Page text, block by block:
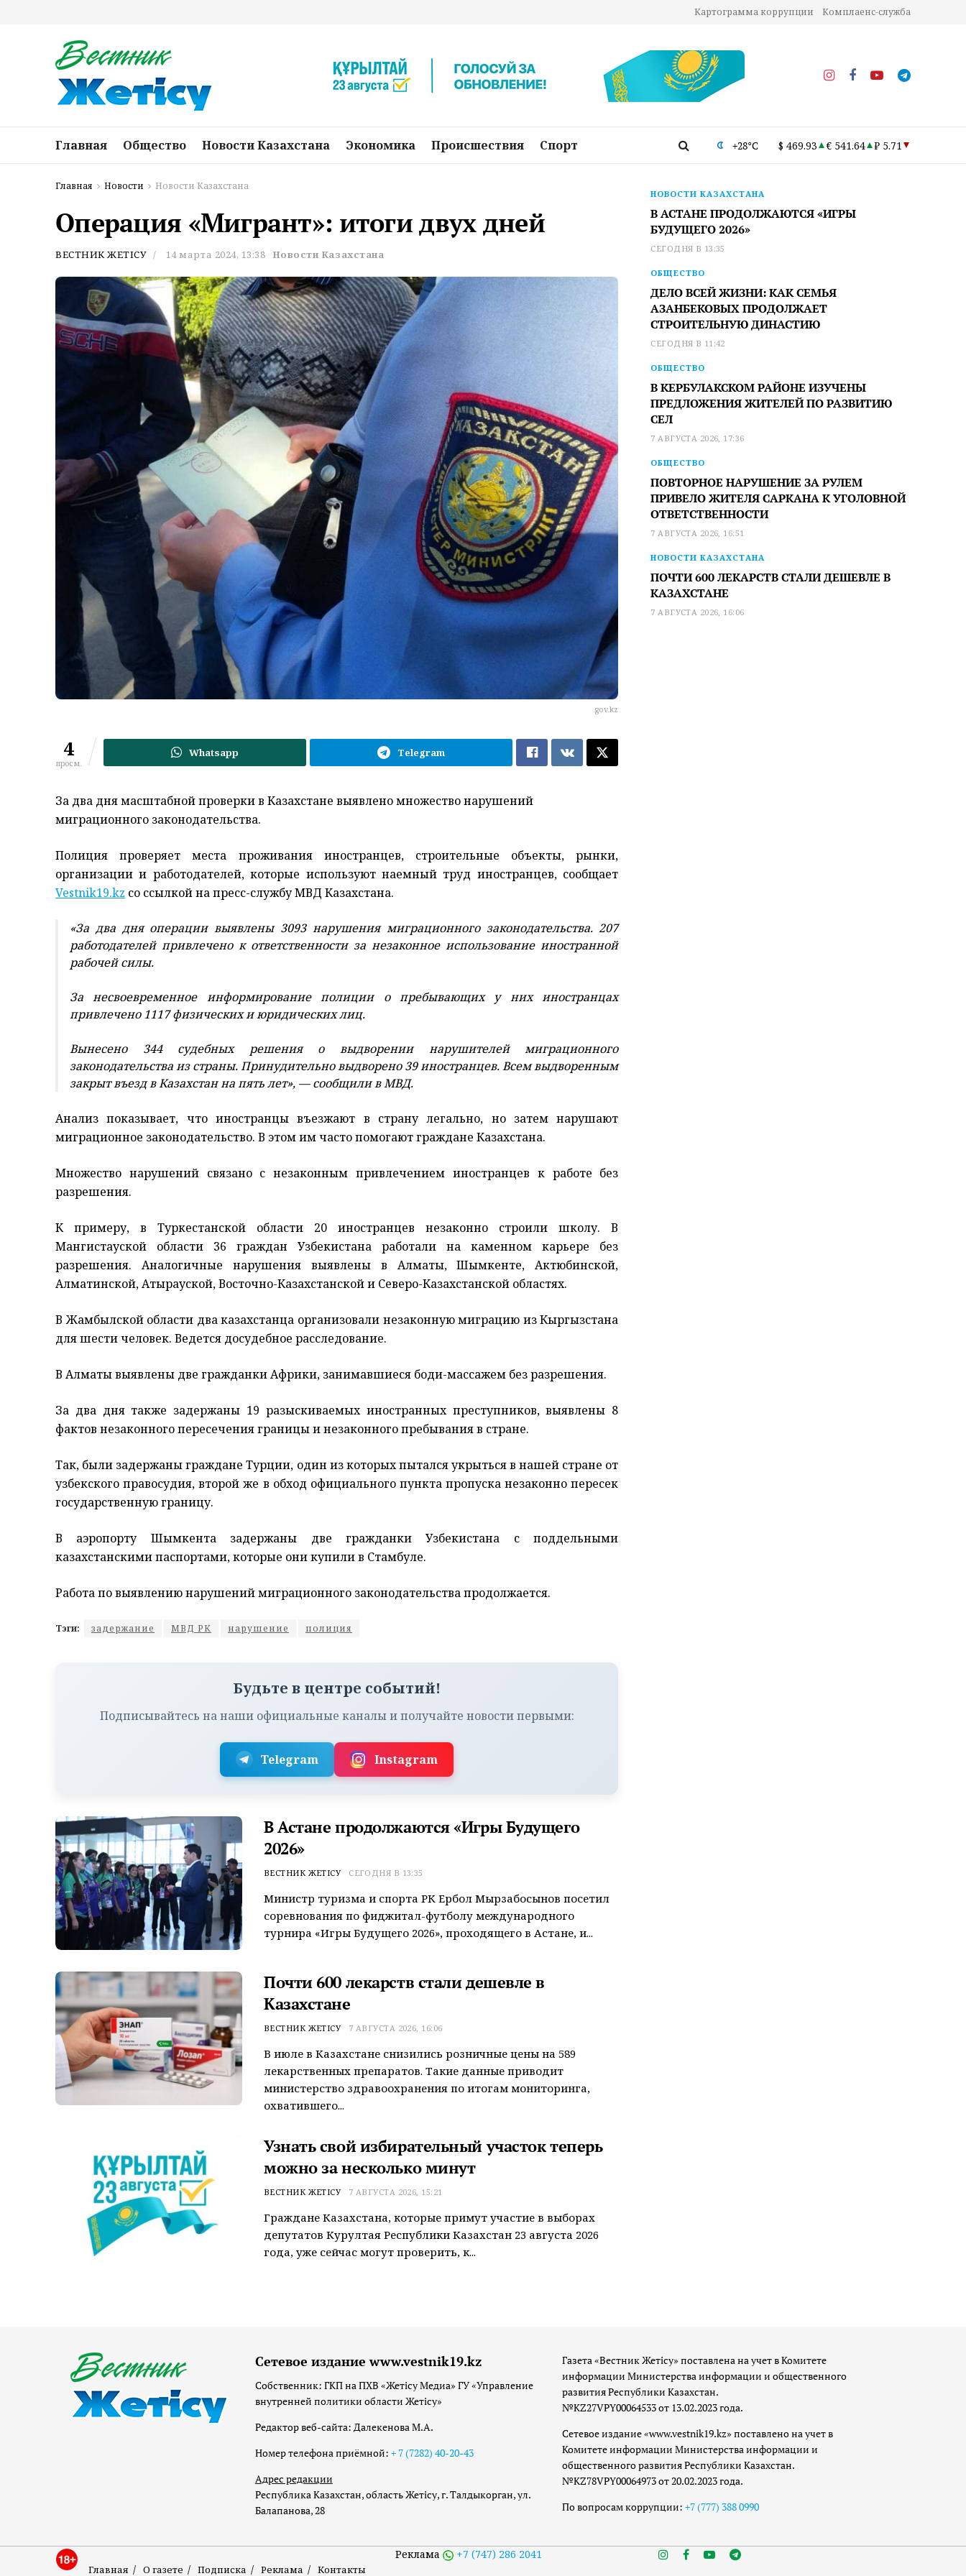
Картограмма коррупции Комплаенс-служба
Главная Общество Новости Казахстана Экономика Происшествия Спорт +28°C $ 469.93 € 541.64 ₽ 5.71
Главная Новости Новости Казахстана
Операция «Мигрант»: итоги двух дней
ВЕСТНИК ЖЕТІСУ 14 марта 2024, 13:38 Новости Казахстана
gov.kz
4
просм.
Whatsapp Telegram
За два дня масштабной проверки в Казахстане выявлено множество нарушений
миграционного законодательства.
Полиция проверяет места проживания иностранцев, строительные объекты, рынки,
организации и работодателей, которые используют наемный труд иностранцев, сообщает
Vestnik19.kz со ссылкой на пресс-службу МВД Казахстана.
«За два дня операции выявлены 3093 нарушения миграционного законодательства. 207
работодателей привлечено к ответственности за незаконное использование иностранной
рабочей силы.
За несвоевременное информирование полиции о пребывающих у них иностранцах
привлечено 1117 физических и юридических лиц.
Вынесено 344 судебных решения о выдворении нарушителей миграционного
законодательства из страны. Принудительно выдворено 39 иностранцев. Всем выдворенным
закрыт въезд в Казахстан на пять лет», — сообщили в МВД.
Анализ показывает, что иностранцы въезжают в страну легально, но затем нарушают
миграционное законодательство. В этом им часто помогают граждане Казахстана.
Множество нарушений связано с незаконным привлечением иностранцев к работе без
разрешения.
К примеру, в Туркестанской области 20 иностранцев незаконно строили школу. В
Мангистауской области 36 граждан Узбекистана работали на каменном карьере без
разрешения. Аналогичные нарушения выявлены в Алматы, Шымкенте, Актюбинской,
Алматинской, Атырауской, Восточно-Казахстанской и Северо-Казахстанской областях.
В Жамбылской области два казахстанца организовали незаконную миграцию из Кыргызстана
для шести человек. Ведется досудебное расследование.
В Алматы выявлены две гражданки Африки, занимавшиеся боди-массажем без разрешения.
За два дня также задержаны 19 разыскиваемых иностранных преступников, выявлены 8
фактов незаконного пересечения границы и незаконного пребывания в стране.
Так, были задержаны граждане Турции, один из которых пытался укрыться в нашей стране от
узбекского правосудия, второй же в обход официального пункта пропуска незаконно пересек
государственную границу.
В аэропорту Шымкента задержаны две гражданки Узбекистана с поддельными
казахстанскими паспортами, которые они купили в Стамбуле.
Работа по выявлению нарушений миграционного законодательства продолжается.
Тэги: задержание МВД РК нарушение полиция
Будьте в центре событий!
Подписывайтесь на наши официальные каналы и получайте новости первыми:
Telegram Instagram
В Астане продолжаются «Игры Будущего
2026»
ВЕСТНИК ЖЕТІСУ СЕГОДНЯ В 13:35
Министр туризма и спорта РК Ербол Мырзабосынов посетил
соревнования по фиджитал-футболу международного
турнира «Игры Будущего 2026», проходящего в Астане, и...
Почти 600 лекарств стали дешевле в
Казахстане
ВЕСТНИК ЖЕТІСУ 7 АВГУСТА 2026, 16:06
В июле в Казахстане снизились розничные цены на 589
лекарственных препаратов. Такие данные приводит
министерство здравоохранения по итогам мониторинга,
охватившего...
Узнать свой избирательный участок теперь
можно за несколько минут
ВЕСТНИК ЖЕТІСУ 7 АВГУСТА 2026, 15:21
Граждане Казахстана, которые примут участие в выборах
депутатов Курултая Республики Казахстан 23 августа 2026
года, уже сейчас могут проверить, к...
НОВОСТИ КАЗАХСТАНА
В АСТАНЕ ПРОДОЛЖАЮТСЯ «ИГРЫ
БУДУЩЕГО 2026»
СЕГОДНЯ В 13:35
ОБЩЕСТВО
ДЕЛО ВСЕЙ ЖИЗНИ: КАК СЕМЬЯ
АЗАНБЕКОВЫХ ПРОДОЛЖАЕТ
СТРОИТЕЛЬНУЮ ДИНАСТИЮ
СЕГОДНЯ В 11:42
ОБЩЕСТВО
В КЕРБУЛАКСКОМ РАЙОНЕ ИЗУЧЕНЫ
ПРЕДЛОЖЕНИЯ ЖИТЕЛЕЙ ПО РАЗВИТИЮ
СЕЛ
7 АВГУСТА 2026, 17:36
ОБЩЕСТВО
ПОВТОРНОЕ НАРУШЕНИЕ ЗА РУЛЕМ
ПРИВЕЛО ЖИТЕЛЯ САРКАНА К УГОЛОВНОЙ
ОТВЕТСТВЕННОСТИ
7 АВГУСТА 2026, 16:51
НОВОСТИ КАЗАХСТАНА
ПОЧТИ 600 ЛЕКАРСТВ СТАЛИ ДЕШЕВЛЕ В
КАЗАХСТАНЕ
7 АВГУСТА 2026, 16:06
Сетевое издание www.vestnik19.kz
Собственник: ГКП на ПХВ «Жетісу Медиа» ГУ «Управление
внутренней политики области Жетісу»
Редактор веб-сайта: Далекенова М.А.
Номер телефона приёмной: + 7 (7282) 40-20-43
Адрес редакции
Республика Казахстан, область Жетісу, г. Талдыкорган, ул.
Балапанова, 28
Газета «Вестник Жетісу» поставлена на учет в Комитете
информации Министерства информации и общественного
развития Республики Казахстан.
№KZ27VPY00064533 от 13.02.2023 года.
Сетевое издание «www.vestnik19.kz» поставлено на учет в
Комитете информации Министерства информации и
общественного развития Республики Казахстан.
№KZ78VPY00064973 от 20.02.2023 года.
По вопросам коррупции: +7 (777) 388 0990
Главная О газете Подписка Реклама Контакты
Реклама +7 (747) 286 2041